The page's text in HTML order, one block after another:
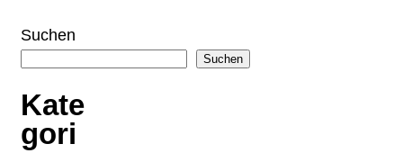
Suchen
Suchen
Kate
gori